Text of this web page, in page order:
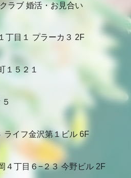
ラブ 婚活・お見合い
丁目１ プラーカ３ 2F
１５２１
ライフ金沢第１ビル 6F
４丁目６−２３ 今野ビル 2F